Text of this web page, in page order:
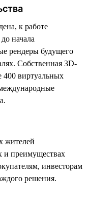
к работе
начала
рендеры будущего
Собственная 3D-
400 виртуальных
жителей
и преимуществах
инвесторам
решения.